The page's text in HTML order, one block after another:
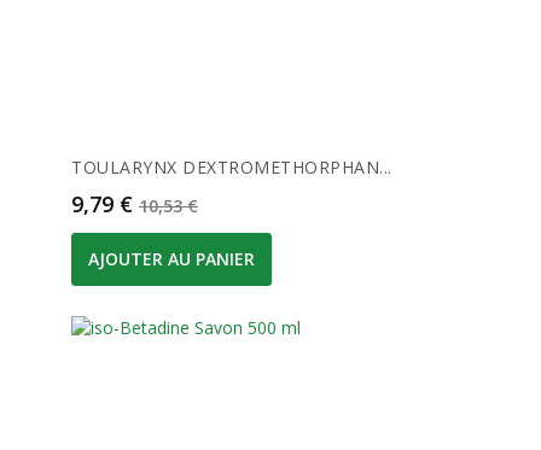
TOULARYNX DEXTROMETHORPHAN...
Prix
9,79 € Prix de base
10,53 €
AJOUTER AU PANIER